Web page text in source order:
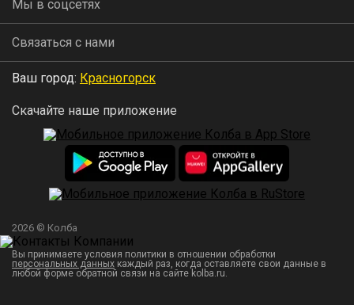
Мы в соцсетях
Связаться с нами
Ваш город: Красногорск
Скачайте наше приложение
2026 © Колба
Вы принимаете условия политики в отношении обработки
персональных данных каждый раз, когда оставляете свои данные в
любой форме обратной связи на сайте kolba.ru.